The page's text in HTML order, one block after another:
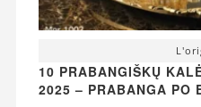
10 PRABANGIŠKŲ
2025 – PRABANGA PO